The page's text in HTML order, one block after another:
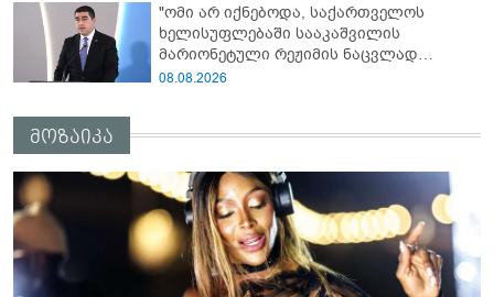
მსმენია ქართველების მიერ ტყვეების
დახვრეტაზე"
"ომი არ იქნებოდა, საქართველოს
ხელისუფლებაში სააკაშვილის
მარიონეტული რეჟიმის ნაცვლად
„ქართული ოცნების“ მსგავსი
ალბათობით, არც უკრაინის ომი
08.08.2026
მოზაიკა